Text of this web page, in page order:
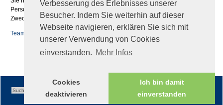
Verbesserung des Erlebnisses unserer
Besucher. Indem Sie weiterhin auf dieser
Webseite navigieren, erklären Sie sich mit
unserer Verwendung von Cookies
einverstanden. Mehr Infos
Cookies
deaktivieren
Ich bin damit
einverstanden
Person gespeicherten Daten, deren Herkunft und Empfänger sowie den
Zweck der Speicherung
Teamviewer QS
fileadmin/global/TeamViewerQS_de.zip